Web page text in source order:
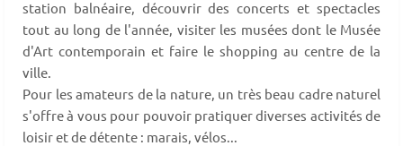
station balnéaire, découvrir des concerts et spectacles
tout au long de l'année, visiter les musées dont le Musée
d'Art contemporain et faire le shopping au centre de la
ville.
Pour les amateurs de la nature, un très beau cadre naturel
s'offre à vous pour pouvoir pratiquer diverses activités de
loisir et de détente : marais, vélos...